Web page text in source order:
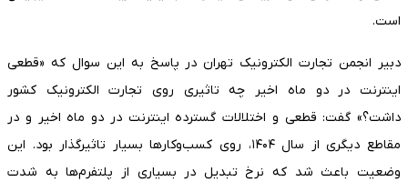
است.
دبیر انجمن تجارت الکترونیک تهران در پاسخ به این سوال که «قطعی
اینترنت در دو ماه اخیر چه تاثیری روی تجارت الکترونیک کشور
داشت؟» گفت: قطعی و اختلالات گسترده اینترنت در دو ماه اخیر و در
مقاطع دیگری از سال ۱۴۰۴، روی کسب‌وکار‌ها بسیار تاثیرگذار بود. این
وضعیت باعث شد که نرخ تبدیل در بسیاری از پلتفرم‌ها به شدت